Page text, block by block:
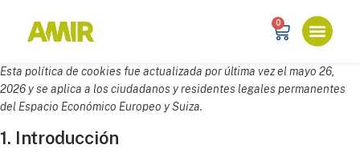
0
Esta política de cookies fue actualizada por última vez el mayo 26,
2026 y se aplica a los ciudadanos y residentes legales permanentes
del Espacio Económico Europeo y Suiza.
1. Introducción